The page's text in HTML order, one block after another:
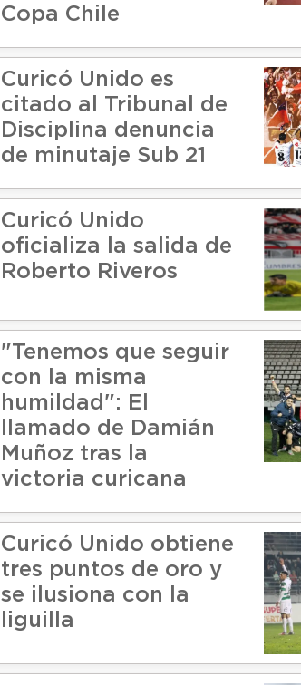
Copa Chile
Curicó Unido es
citado al Tribunal de
Disciplina denuncia
de minutaje Sub 21
Curicó Unido
oficializa la salida de
Roberto Riveros
"Tenemos que seguir
con la misma
humildad": El
llamado de Damián
Muñoz tras la
victoria curicana
Curicó Unido obtiene
tres puntos de oro y
se ilusiona con la
liguilla